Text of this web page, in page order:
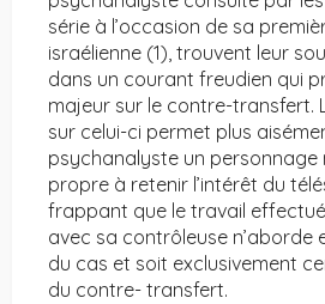
série à l’occasion de sa
israélienne (1), trouvent leur
dans un courant freudien qui
majeur sur le contre-transfert.
sur celui-ci permet plus
psychanalyste un personnage
propre à retenir l’intérêt du
frappant que le travail
avec sa contrôleuse n’aborde
du cas et soit exclusivement
du contre- transfert.